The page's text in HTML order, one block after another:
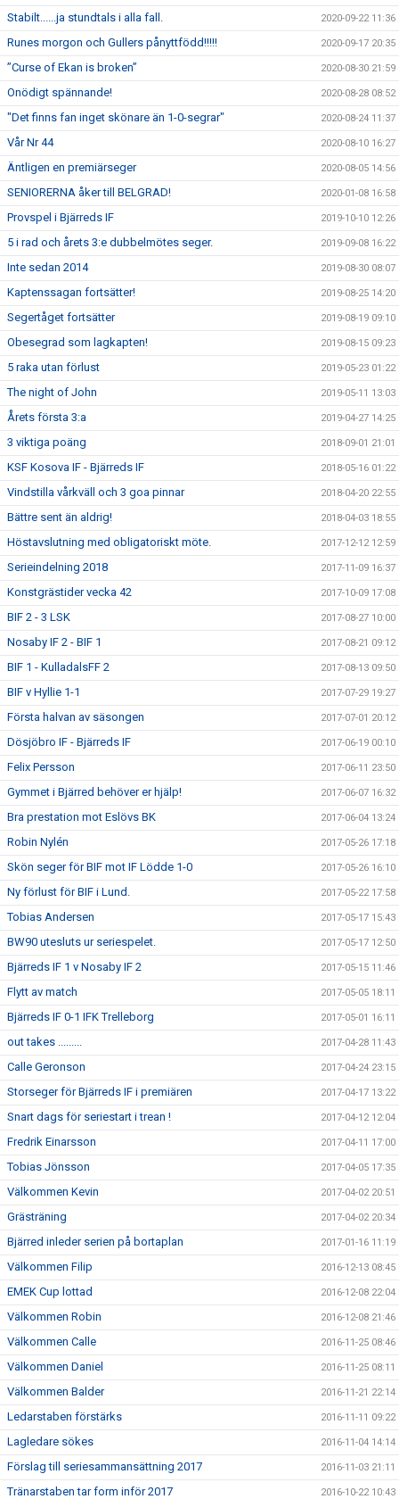
Stabilt......ja stundtals i alla fall. 2020-09-22 11:36
Runes morgon och Gullers pånyttfödd!!!!! 2020-09-17 20:35
”Curse of Ekan is broken” 2020-08-30 21:59
Onödigt spännande! 2020-08-28 08:52
"Det finns fan inget skönare än 1-0-segrar" 2020-08-24 11:37
Vår Nr 44 2020-08-10 16:27
Äntligen en premiärseger 2020-08-05 14:56
SENIORERNA åker till BELGRAD! 2020-01-08 16:58
Provspel i Bjärreds IF 2019-10-10 12:26
5 i rad och årets 3:e dubbelmötes seger. 2019-09-08 16:22
Inte sedan 2014 2019-08-30 08:07
Kaptenssagan fortsätter! 2019-08-25 14:20
Segertåget fortsätter 2019-08-19 09:10
Obesegrad som lagkapten! 2019-08-15 09:23
5 raka utan förlust 2019-05-23 01:22
The night of John 2019-05-11 13:03
Årets första 3:a 2019-04-27 14:25
3 viktiga poäng 2018-09-01 21:01
KSF Kosova IF - Bjärreds IF 2018-05-16 01:22
Vindstilla vårkväll och 3 goa pinnar 2018-04-20 22:55
Bättre sent än aldrig! 2018-04-03 18:55
Höstavslutning med obligatoriskt möte. 2017-12-12 12:59
Serieindelning 2018 2017-11-09 16:37
Konstgrästider vecka 42 2017-10-09 17:08
BIF 2 - 3 LSK 2017-08-27 10:00
Nosaby IF 2 - BIF 1 2017-08-21 09:12
BIF 1 - KulladalsFF 2 2017-08-13 09:50
BIF v Hyllie 1-1 2017-07-29 19:27
Första halvan av säsongen 2017-07-01 20:12
Dösjöbro IF - Bjärreds IF 2017-06-19 00:10
Felix Persson 2017-06-11 23:50
Gymmet i Bjärred behöver er hjälp! 2017-06-07 16:32
Bra prestation mot Eslövs BK 2017-06-04 13:24
Robin Nylén 2017-05-26 17:18
Skön seger för BIF mot IF Lödde 1-0 2017-05-26 16:10
Ny förlust för BIF i Lund. 2017-05-22 17:58
Tobias Andersen 2017-05-17 15:43
BW90 utesluts ur seriespelet. 2017-05-17 12:50
Bjärreds IF 1 v Nosaby IF 2 2017-05-15 11:46
Flytt av match 2017-05-05 18:11
Bjärreds IF 0-1 IFK Trelleborg 2017-05-01 16:11
out takes ......... 2017-04-28 11:43
Calle Geronson 2017-04-24 23:15
Storseger för Bjärreds IF i premiären 2017-04-17 13:22
Snart dags för seriestart i trean ! 2017-04-12 12:04
Fredrik Einarsson 2017-04-11 17:00
Tobias Jönsson 2017-04-05 17:35
Välkommen Kevin 2017-04-02 20:51
Grästräning 2017-04-02 20:34
Bjärred inleder serien på bortaplan 2017-01-16 11:19
Välkommen Filip 2016-12-13 08:45
EMEK Cup lottad 2016-12-08 22:04
Välkommen Robin 2016-12-08 21:46
Välkommen Calle 2016-11-25 08:46
Välkommen Daniel 2016-11-25 08:11
Välkommen Balder 2016-11-21 22:14
Ledarstaben förstärks 2016-11-11 09:22
Lagledare sökes 2016-11-04 14:14
Förslag till seriesammansättning 2017 2016-11-03 21:11
Tränarstaben tar form inför 2017 2016-10-22 10:43